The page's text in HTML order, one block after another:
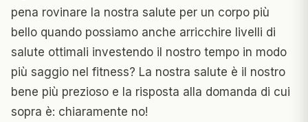
pena rovinare la nostra salute per un corpo più
bello quando possiamo anche arricchire livelli di
salute ottimali investendo il nostro tempo in modo
più saggio nel fitness? La nostra salute è il nostro
bene più prezioso e la risposta alla domanda di cui
sopra è: chiaramente no!